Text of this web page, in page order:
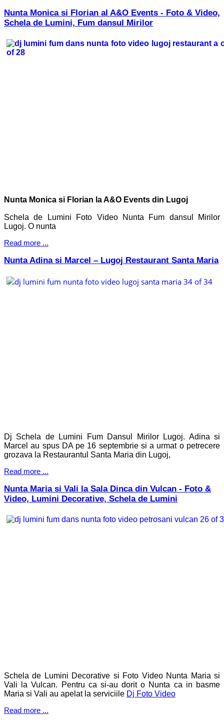
Nunta Monica si Florian al A&O Events - Foto & Video,
Schela de Lumini, Fum dansul Mirilor
Nunta Monica si Florian la A&O Events din Lugoj
Schela de Lumini Foto Video Nunta Fum dansul Mirilor
Lugoj. O nunta
Read more ...
Nunta Adina si Marcel – Lugoj Restaurant Santa Maria
Dj Schela de Lumini Fum Dansul Mirilor Lugoj. Adina si
Marcel au spus DA pe 16 septembrie si a urmat o petrecere
grozava la Restaurantul Santa Maria din Lugoj,
Read more ...
Nunta Maria si Vali la Sala Dinca din Vulcan - Foto &
Video, Lumini Decorative, Schela de Lumini
Schela de Lumini Decorative si Foto Video Nunta Maria si
Vali la Vulcan. Pentru ca si-au dorit o Nunta ca in basme
Maria si Vali au apelat la serviciile Dj Foto Video
Read more ...